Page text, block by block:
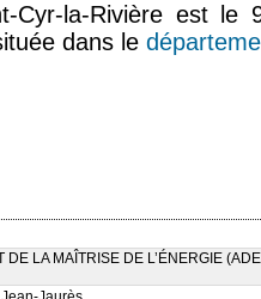
Cyr-la-Rivière est le
dans le
DE LA MAÎTRISE DE L’ÉNERGIE